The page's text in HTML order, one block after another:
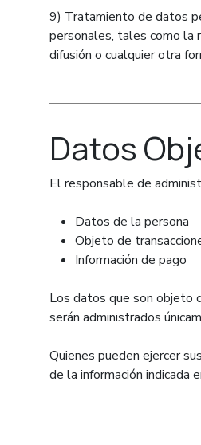
9) Tratamiento de datos
personales, tales como la
difusión o cualquier otra
Datos
El responsable de
Datos de la persona
Objeto de
Información de pago
Los datos que son objeto
serán administrados
Quienes pueden ejercer
de la información indicada